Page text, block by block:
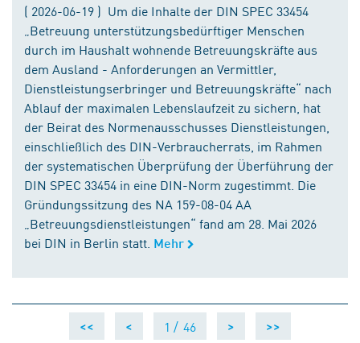
( 2026-06-19 ) Um die Inhalte der DIN SPEC 33454
„Betreuung unterstützungsbedürftiger Menschen
durch im Haushalt wohnende Betreuungskräfte aus
dem Ausland - Anforderungen an Vermittler,
Dienstleistungserbringer und Betreuungskräfte“ nach
Ablauf der maximalen Lebenslaufzeit zu sichern, hat
der Beirat des Normenausschusses Dienstleistungen,
einschließlich des DIN-Verbraucherrats, im Rahmen
der systematischen Überprüfung der Überführung der
DIN SPEC 33454 in eine DIN-Norm zugestimmt. Die
Gründungssitzung des NA 159-08-04 AA
„Betreuungsdienstleistungen“ fand am 28. Mai 2026
bei DIN in Berlin statt. Mehr
<< < 1 / 46 > >>